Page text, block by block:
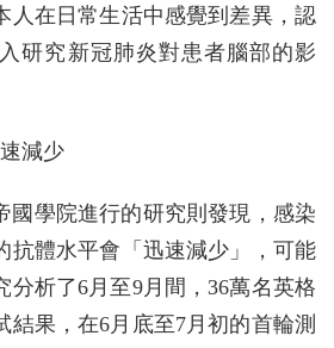
人在日常生活中感覺到差異，認
研究新冠肺炎對患者腦部的影
減少
國學院進行的研究則發現，感染
抗體水平會「迅速減少」，可能
分析了6月至9月間，36萬名英格
結果，在6月底至7月初的首輪測